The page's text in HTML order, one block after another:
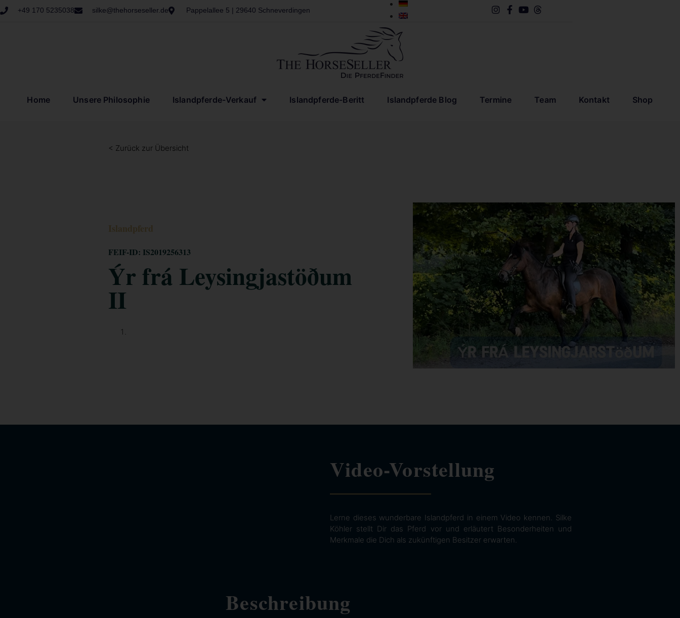
+49 170 5235038 silke@thehorseseller.de Pappelallee 5 | 29640 Schneverdingen
Home Unsere Philosophie Islandpferde-Verkauf Islandpferde-Beritt Islandpferde Blog Termine Team Kontakt Shop
< Zurück zur Übersicht
Islandpferd
FEIF-ID: IS2019256313
Ýr frá Leysingjastöðum
II
Video-Vorstellung
Lerne dieses wunderbare Islandpferd in einem Video kennen. Silke
Köhler stellt Dir das Pferd vor und erläutert Besonderheiten und
Merkmale die Dich als zukünftigen Besitzer erwarten.
Beschreibung